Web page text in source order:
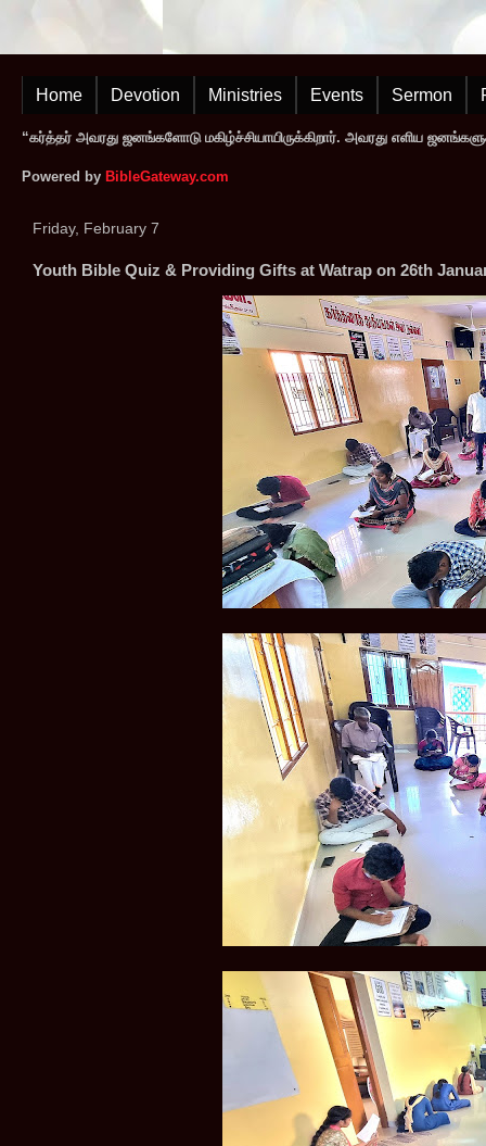
Home Devotion Ministries Events Sermon
“கர்த்தர் அவரது ஜனங்களோடு மகிழ்ச்சியாயிருக்கிறார். அவரது எளிய
Powered by BibleGateway.com
Friday, February 7
Youth Bible Quiz & Providing Gifts at Watrap on 26th